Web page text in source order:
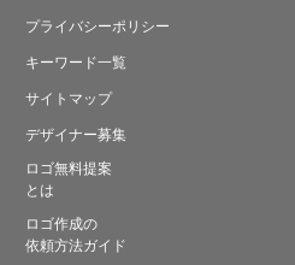
プライバシーポリシー
キーワード一覧
サイトマップ
デザイナー募集
ロゴ無料提案
とは
ロゴ作成の
依頼方法ガイド